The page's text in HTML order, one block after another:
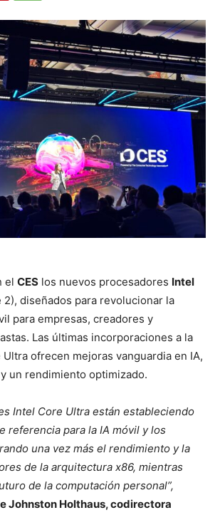
el CES los nuevos procesadores Intel
2), diseñados para revolucionar la
para empresas, creadores y
Las últimas incorporaciones a la
ofrecen mejoras vanguardia en IA,
un rendimiento optimizado.
Intel Core Ultra están estableciendo
referencia para la IA móvil y los
una vez más el rendimiento y la
de la arquitectura x86, mientras
de la computación personal”,
Johnston Holthaus, codirectora